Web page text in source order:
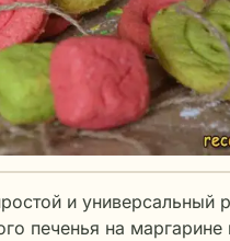
и универсальный
печенья на